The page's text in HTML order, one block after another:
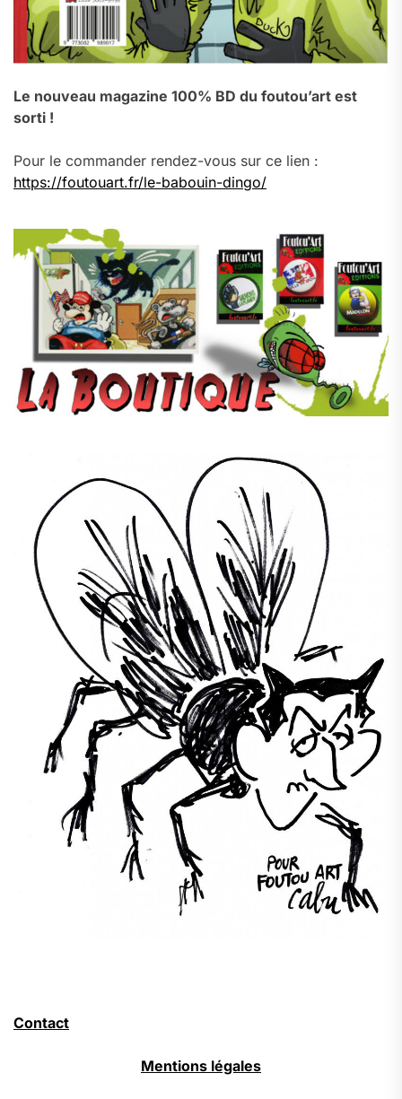
Le nouveau magazine 100% BD du foutou’art est
sorti !
Pour le commander rendez-vous sur ce lien :
https://foutouart.fr/le-babouin-dingo/
Contact
Mentions légales